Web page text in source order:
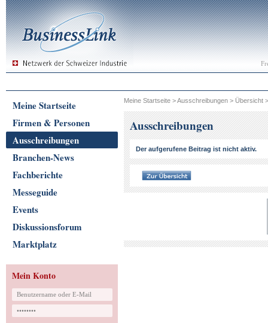
Meine Startseite
Firmen & Personen
Ausschreibungen
Branchen-News
Fachberichte
Messeguide
Events
Diskussionsforum
Marktplatz
Mein Konto
Meine Startseite >Ausschreibungen > Übersicht
Ausschreibungen
Der aufgerufene Beitrag ist nicht aktiv.